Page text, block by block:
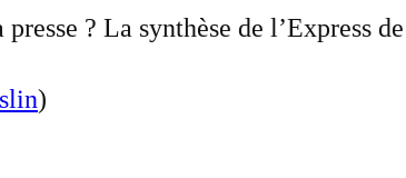
? La synthèse de l’Express
)